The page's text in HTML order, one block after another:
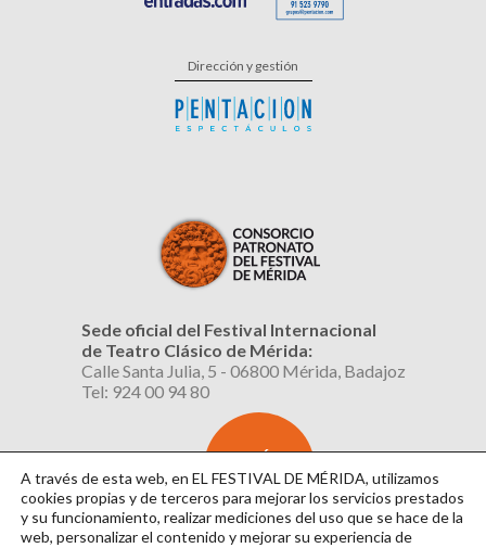
Dirección y gestión
Sede oficial del Festival Internacional
de Teatro Clásico de Mérida:
Calle Santa Julia, 5 - 06800 Mérida, Badajoz
Tel: 924 00 94 80
SUSCRÍBETE
AL BOLETÍN
A través de esta web, en EL FESTIVAL DE MÉRIDA, utilizamos
cookies propias y de terceros para mejorar los servicios prestados
y su funcionamiento, realizar mediciones del uso que se hace de la
web, personalizar el contenido y mejorar su experiencia de